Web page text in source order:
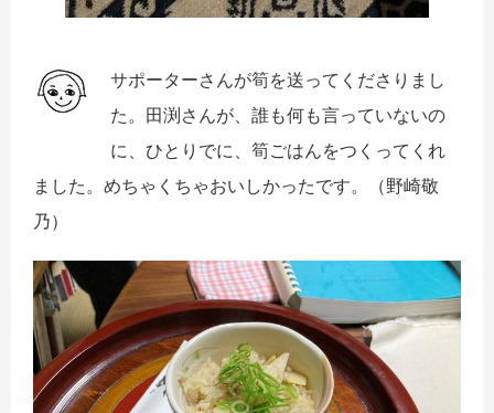
サポーターさんが筍を送ってくださりまし
た。田渕さんが、誰も何も言っていないの
に、ひとりでに、筍ごはんをつくってくれ
ました。めちゃくちゃおいしかったです。（野崎敬
乃）